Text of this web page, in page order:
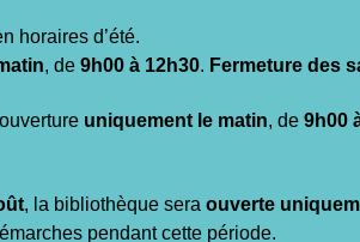
horaires d’été.
, de 9h00 à 12h30. Fermeture des
ouverture uniquement le matin, de 9h00
, la bibliothèque sera ouverte
pendant cette période.